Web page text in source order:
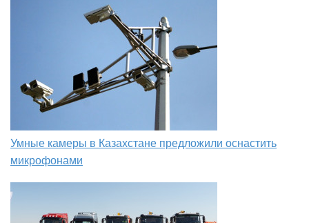
Умные камеры в Казахстане предложили оснастить
микрофонами